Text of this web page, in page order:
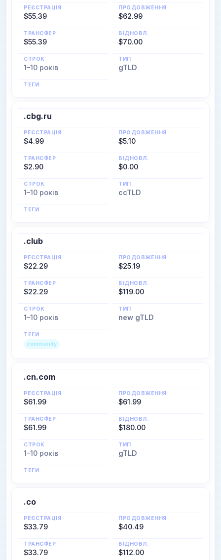
РЕЄСТРАЦІЯ
$55.39
ПРОДОВЖЕННЯ
$62.99
ТРАНСФЕР
$55.39
ВІДНОВЛ.
$70.00
СТРОК
1–10 років
ТИП
gTLD
ТЕГИ
.cbg.ru
РЕЄСТРАЦІЯ
$4.99
ПРОДОВЖЕННЯ
$5.10
ТРАНСФЕР
$2.90
ВІДНОВЛ.
$0.00
СТРОК
1–10 років
ТИП
ccTLD
ТЕГИ
.club
РЕЄСТРАЦІЯ
$22.29
ПРОДОВЖЕННЯ
$25.19
ТРАНСФЕР
$22.29
ВІДНОВЛ.
$119.00
СТРОК
1–10 років
ТИП
new gTLD
ТЕГИ
community
.cn.com
РЕЄСТРАЦІЯ
$61.99
ПРОДОВЖЕННЯ
$61.99
ТРАНСФЕР
$61.99
ВІДНОВЛ.
$180.00
СТРОК
1–10 років
ТИП
gTLD
ТЕГИ
.co
РЕЄСТРАЦІЯ
$33.79
ПРОДОВЖЕННЯ
$40.49
ТРАНСФЕР
$33.79
ВІДНОВЛ.
$112.00